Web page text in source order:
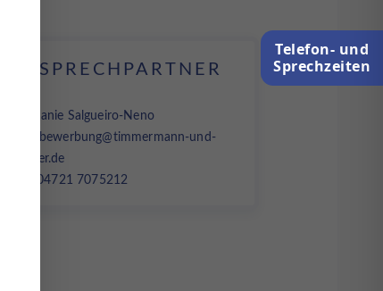
ANSPRECHPARTNER
Stephanie Salgueiro-Neno
bewerbung@timmermann-und-
partner.de
Tel. : 04721 7075212
Telefon- und
Sprechzeiten